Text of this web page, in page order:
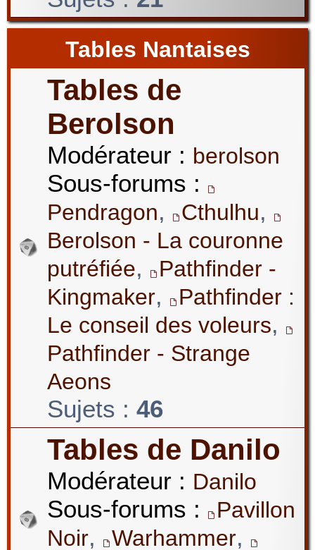
Tables Nantaises
Tables de
Berolson
Modérateur : berolson
Sous-forums :
Pendragon, Cthulhu,
Berolson - La couronne
putréfiée,
Pathfinder -
Kingmaker,
Pathfinder :
Le conseil des voleurs,
Pathfinder - Strange
Aeons
Sujets : 46
Tables de Danilo
Modérateur : Danilo
Sous-forums :
Pavillon
Noir, Warhammer,